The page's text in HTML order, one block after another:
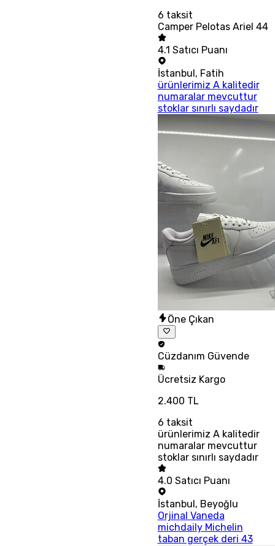
6 taksit
Camper Pelotas Ariel 44
4.1 Satıcı Puanı
İstanbul, Fatih
ürünlerimiz A kalitedir
numaralar mevcuttur
stoklar sınırlı saydadır
Öne Çıkan
Cüzdanım Güvende
Ücretsiz Kargo
2.400 TL
6 taksit
ürünlerimiz A kalitedir
numaralar mevcuttur
stoklar sınırlı saydadır
4.0 Satıcı Puanı
İstanbul , Beyoğlu
Orjinal Vaneda
michdaily Michelin
taban gerçek deri 43